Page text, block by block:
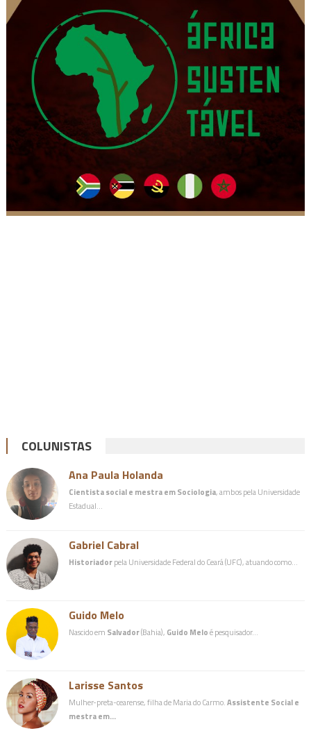
COLUNISTAS
Ana Paula Holanda
Cientista social e mestra em Sociologia, ambos pela Universidade
Estadual…
Gabriel Cabral
Historiadorpela Universidade Federal do Ceará (UFC), atuando como…
Guido Melo
Nascido em Salvador(Bahia), Guido Meloé pesquisador…
Larisse Santos
Mulher-preta-cearense, filha de Maria do Carmo.Assistente Social e
mestra em…